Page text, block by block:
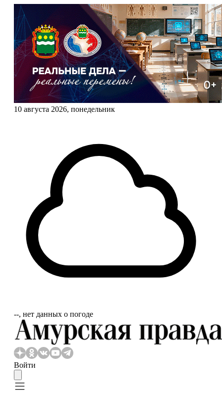
10 августа 2026, понедельник
‐‐, нет данных о погоде
Войти